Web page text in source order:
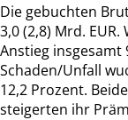
Die gebuchten
3,0 (2,8) Mrd.
Anstieg insgesamt
Schaden/Unfall
12,2 Prozent.
steigerten ihr